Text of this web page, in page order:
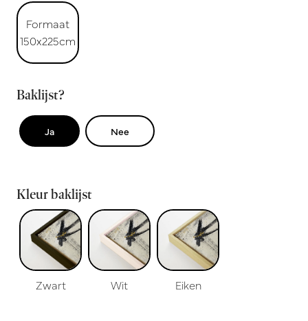
Formaat
150x225cm
Baklijst?
Ja Nee
Kleur baklijst
Zwart Wit Eiken